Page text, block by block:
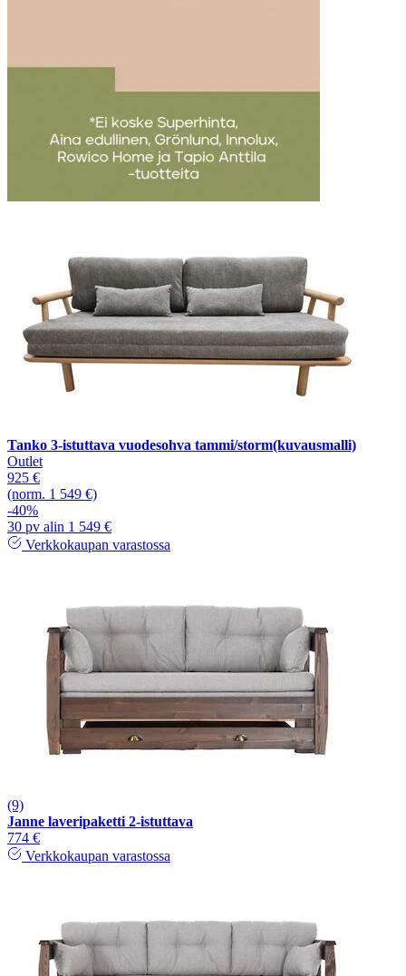
Tanko 3-istuttava vuodesohva tammi/storm(kuvausmalli)
Outlet
925 €
(norm. 1 549 €)
-40%
30 pv alin 1 549 €
Verkkokaupan varastossa
(9)
Janne laveripaketti 2-istuttava
774 €
Verkkokaupan varastossa